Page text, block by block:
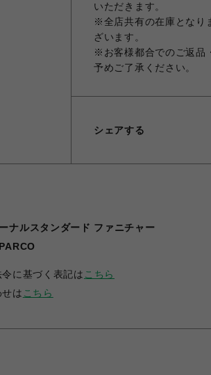
いただきます。
※全店共有の在庫となり
ざいます。
※お客様都合でのご返品
予めご了承ください。
シェアする
ナルスタンダード ファニチャー
に基づく表記は こちら
は こちら